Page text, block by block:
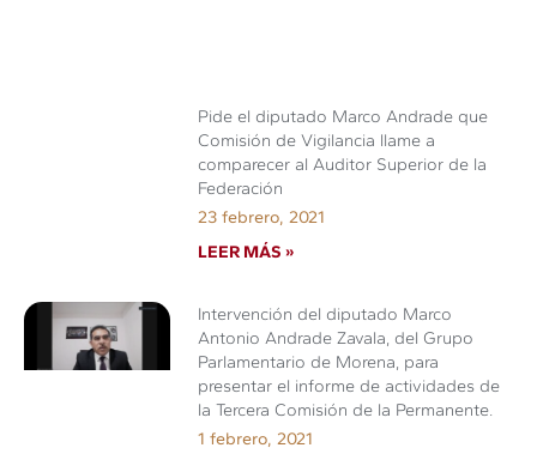
Pide el diputado Marco Andrade que
Comisión de Vigilancia llame a
comparecer al Auditor Superior de la
Federación
23 febrero, 2021
LEER MÁS »
Intervención del diputado Marco
Antonio Andrade Zavala, del Grupo
Parlamentario de Morena, para
presentar el informe de actividades de
la Tercera Comisión de la Permanente.
1 febrero, 2021